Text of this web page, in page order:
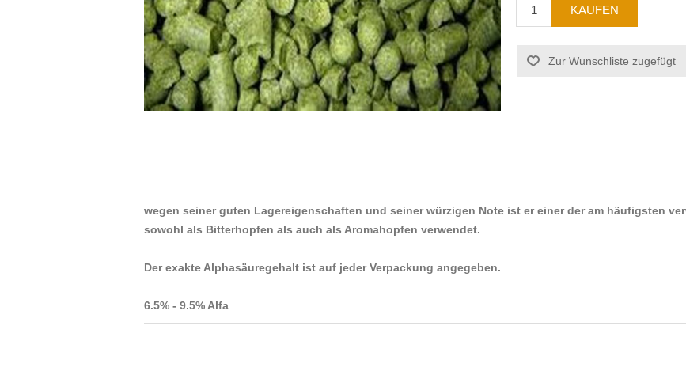
wegen seiner guten Lagereigenschaften und seiner würzigen Note ist er einer der am häufigsten
sowohl als Bitterhopfen als auch als Aromahopfen verwendet.
Der exakte Alphasäuregehalt ist auf jeder Verpackung angegeben.
6.5% - 9.5% Alfa